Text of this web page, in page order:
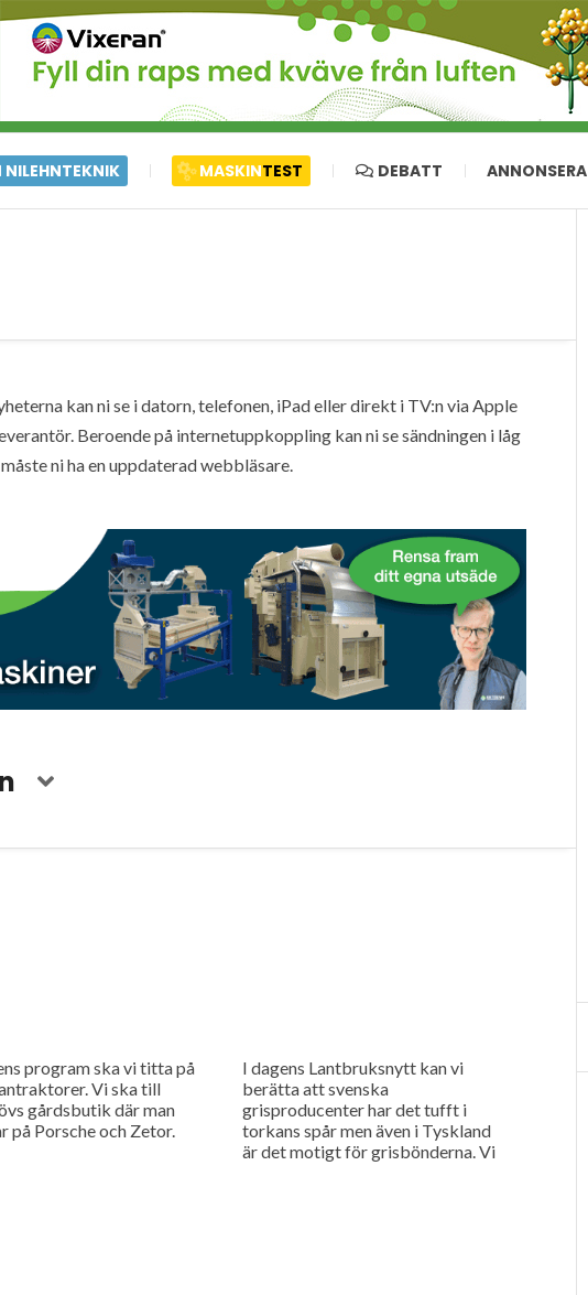
NILEHNTEKNIK MASKINTEST DEBATT ANNONSERA
kan ni se i datorn, telefonen, iPad eller direkt i TV:n via Apple
Beroende på internetuppkoppling kan ni se sändningen i låg
ni ha en uppdaterad webbläsare.
program ska vi titta på
Vi ska till
gårdsbutik där man
på Porsche och Zetor.
I dagens Lantbruksnytt kan vi
berätta att svenska
grisproducenter har det tufft i
torkans spår men även i Tyskland
är det motigt för grisbönderna. Vi